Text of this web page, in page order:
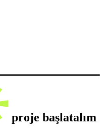
proje başlatalım